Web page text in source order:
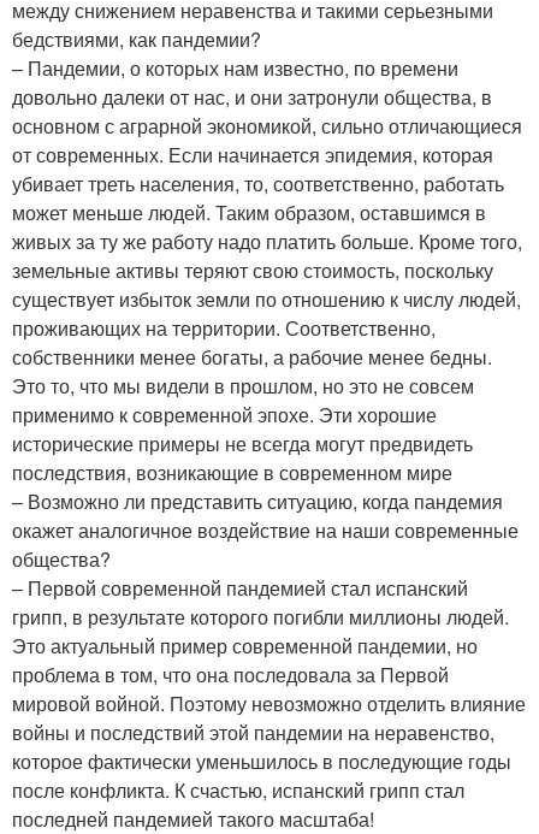
между снижением неравенства и такими серьезными
бедствиями, как пандемии?
– Пандемии, о которых нам известно, по времени
довольно далеки от нас, и они затронули общества, в
основном с аграрной экономикой, сильно отличающиеся
от современных. Если начинается эпидемия, которая
убивает треть населения, то, соответственно, работать
может меньше людей. Таким образом, оставшимся в
живых за ту же работу надо платить больше. Кроме того,
земельные активы теряют свою стоимость, поскольку
существует избыток земли по отношению к числу людей,
проживающих на территории. Соответственно,
собственники менее богаты, а рабочие менее бедны.
Это то, что мы видели в прошлом, но это не совсем
применимо к современной эпохе. Эти хорошие
исторические примеры не всегда могут предвидеть
последствия, возникающие в современном мире
– Возможно ли представить ситуацию, когда пандемия
окажет аналогичное воздействие на наши современные
общества?
– Первой современной пандемией стал испанский
грипп, в результате которого погибли миллионы людей.
Это актуальный пример современной пандемии, но
проблема в том, что она последовала за Первой
мировой войной. Поэтому невозможно отделить влияние
войны и последствий этой пандемии на неравенство,
которое фактически уменьшилось в последующие годы
после конфликта. К счастью, испанский грипп стал
последней пандемией такого масштаба!